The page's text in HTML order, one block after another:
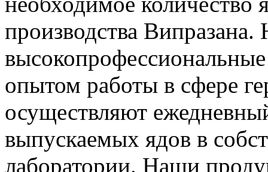
производства
опытом работы в сфере
осуществляют
выпускаемых ядов в
лаборатории. Наши